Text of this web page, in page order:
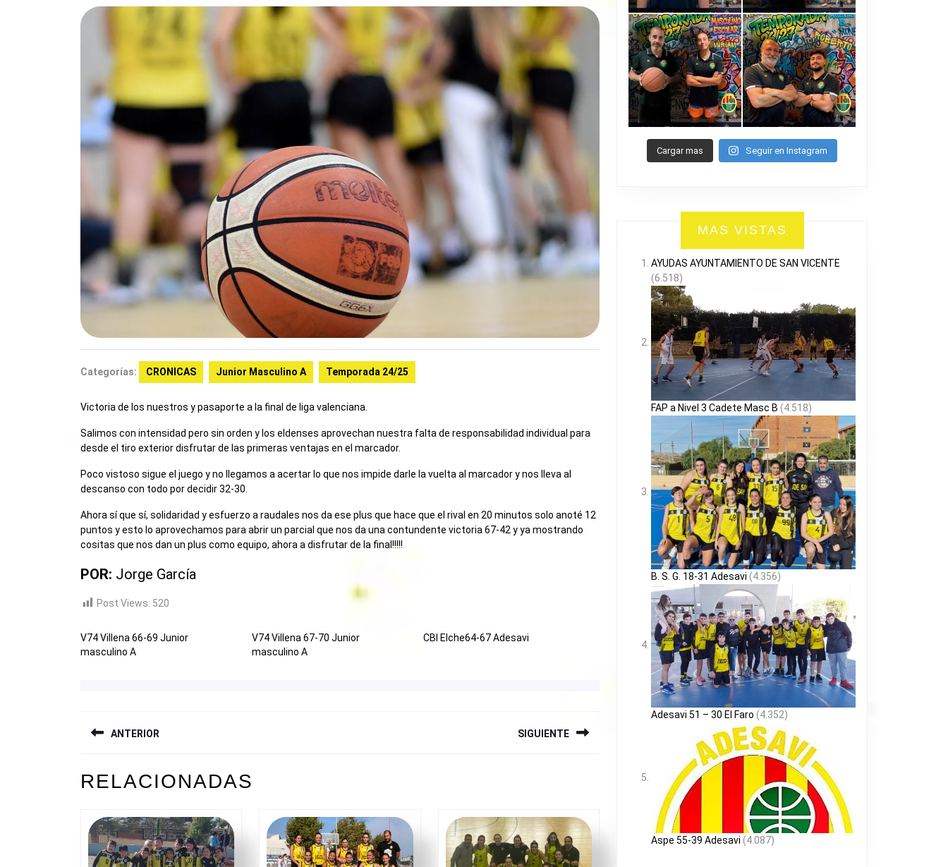
Categorías: CRONICAS Junior Masculino A Temporada 24/25
Victoria de los nuestros y pasaporte a la final de liga valenciana.
Salimos con intensidad pero sin orden y los eldenses aprovechan nuestra falta de responsabilidad individual para
desde el tiro exterior disfrutar de las primeras ventajas en el marcador.
Poco vistoso sigue el juego y no llegamos a acertar lo que nos impide darle la vuelta al marcador y nos lleva al
descanso con todo por decidir 32-30.
Ahora sí que sí, solidaridad y esfuerzo a raudales nos da ese plus que hace que el rival en 20 minutos solo anoté 12
puntos y esto lo aprovechamos para abrir un parcial que nos da una contundente victoria 67-42 y ya mostrando
cositas que nos dan un plus como equipo, ahora a disfrutar de la final!!!!!
POR: Jorge García
Post Views: 520
V74 Villena 66-69 Junior
masculino A
V74 Villena 67-70 Junior
masculino A
CBI Elche64-67 Adesavi
DE
ENTRADAS
ANTERIOR
anterior:
SIGUIENTE
RELACIONADAS
Cargar mas Seguir en Instagram
MAS VISTAS
AYUDAS AYUNTAMIENTO DE SAN VICENTE
(6.518)
FAP a Nivel 3 Cadete Masc B (4.518)
B. S. G. 18-31 Adesavi (4.356)
Adesavi 51 – 30 El Faro (4.352)
Aspe 55-39 Adesavi (4.087)